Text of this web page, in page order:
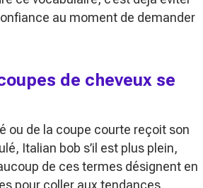
au moment de demander
de cheveux se
ou de la coupe courte reçoit son
Italian bob s’il est plus plein,
de ces termes désignent en
pour coller aux tendances,